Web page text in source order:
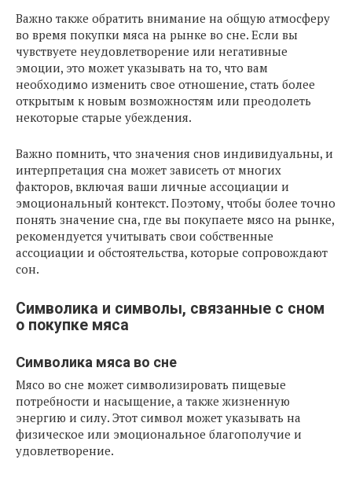
Важно также обратить внимание на общую атмосферу
во время покупки мяса на рынке во сне. Если вы
чувствуете неудовлетворение или негативные
эмоции, это может указывать на то, что вам
необходимо изменить свое отношение, стать более
открытым к новым возможностям или преодолеть
некоторые старые убеждения.
Важно помнить, что значения снов индивидуальны, и
интерпретация сна может зависеть от многих
факторов, включая ваши личные ассоциации и
эмоциональный контекст. Поэтому, чтобы более точно
понять значение сна, где вы покупаете мясо на рынке,
рекомендуется учитывать свои собственные
ассоциации и обстоятельства, которые сопровождают
сон.
Символика и символы, связанные с сном
о покупке мяса
Символика мяса во сне
Мясо во сне может символизировать пищевые
потребности и насыщение, а также жизненную
энергию и силу. Этот символ может указывать на
физическое или эмоциональное благополучие и
удовлетворение.